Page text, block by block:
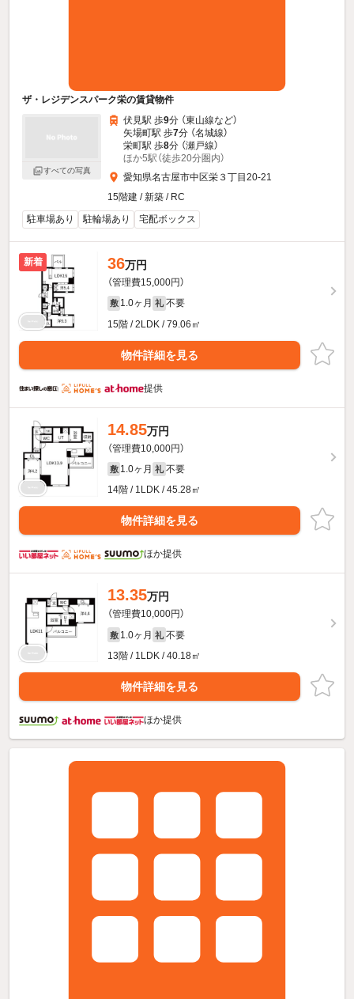
ザ・レジデンスパーク栄の賃貸物件
すべての写真
伏見駅 歩9分 （東山線など）
矢場町駅 歩7分 （名城線）
栄町駅 歩8分 （瀬戸線）
ほか5駅（徒歩20分圏内）
愛知県名古屋市中区栄３丁目20-21
15階建 / 新築 / RC
駐車場あり
駐輪場あり 宅配ボックス
新着 36万円
（管理費15,000円）
敷 1.0ヶ月 礼 不要
15階 / 2LDK / 79.06㎡
物件詳細を見る
提供
14.85万円
（管理費10,000円）
敷 1.0ヶ月 礼 不要
14階 / 1LDK / 45.28㎡
物件詳細を見る
ほか提供
13.35万円
（管理費10,000円）
敷 1.0ヶ月 礼 不要
13階 / 1LDK / 40.18㎡
物件詳細を見る
ほか提供